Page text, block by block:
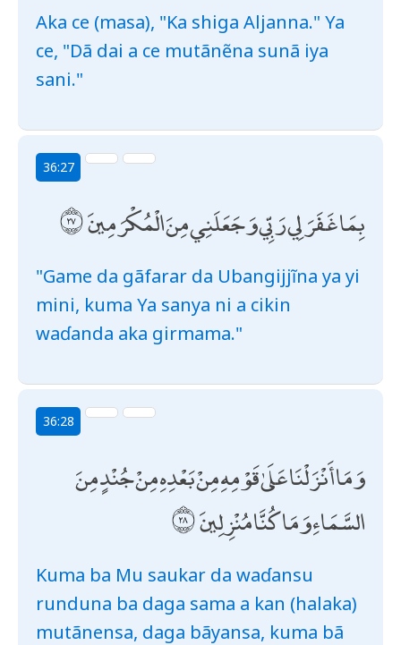
Aka ce (masa), "Ka shiga Aljanna." Ya
ce, "Dã dai a ce mutãnẽna sunã iya
sani."
36:27
بِمَا غَفَرَ لِي رَبِّي وَجَعَلَنِي مِنَ الْمُكْرَمِينَ
"Game da gãfarar da Ubangijjĩna ya yi
mini, kuma Ya sanya ni a cikin
waɗanda aka girmama."
36:28
وَمَا أَنْزَلْنَا عَلَىٰ قَوْمِهِ مِنْ بَعْدِهِ مِنْ جُنْدٍ مِنَ
السَّمَاءِ وَمَا كُنَّا مُنْزِلِينَ
Kuma ba Mu saukar da waɗansu
runduna ba daga sama a kan (halaka)
mutãnensa, daga bãyansa, kuma bã